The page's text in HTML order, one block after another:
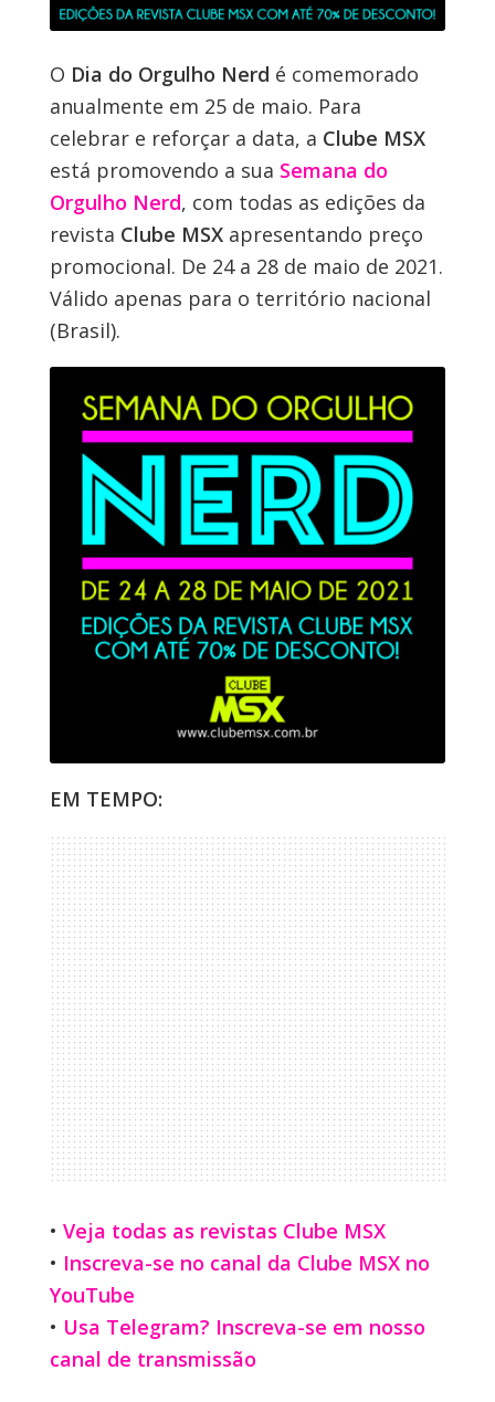
O Dia do Orgulho Nerd é comemorado
anualmente em 25 de maio. Para
celebrar e reforçar a data, a Clube MSX
está promovendo a sua Semana do
Orgulho Nerd, com todas as edições da
revista Clube MSXapresentando preço
promocional. De 24 a 28 de maio de 2021.
Válido apenas para o território nacional
(Brasil).
EM TEMPO:
• Veja todas as revistas Clube MSX
• Inscreva-se no canal da Clube MSX no
YouTube
• Usa Telegram? Inscreva-se em nosso
canal de transmissão